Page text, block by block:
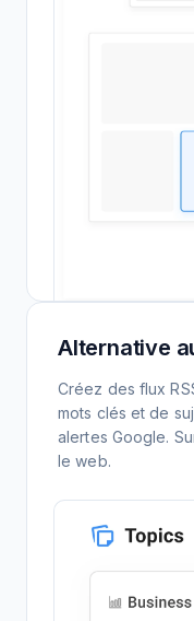
Alternative
Créez des flux
mots clés et de
alertes Google.
le web.